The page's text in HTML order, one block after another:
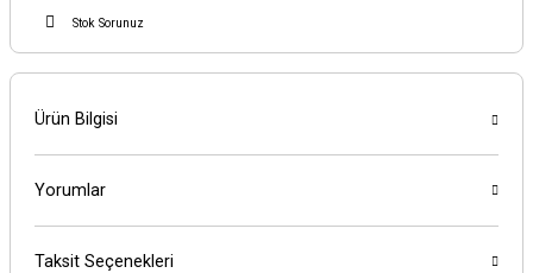
Stok Sorunuz
Ürün Bilgisi
Yorumlar
Taksit Seçenekleri